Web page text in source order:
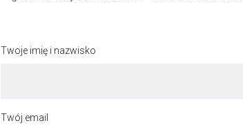
Twoje imię i nazwisko
Twój email